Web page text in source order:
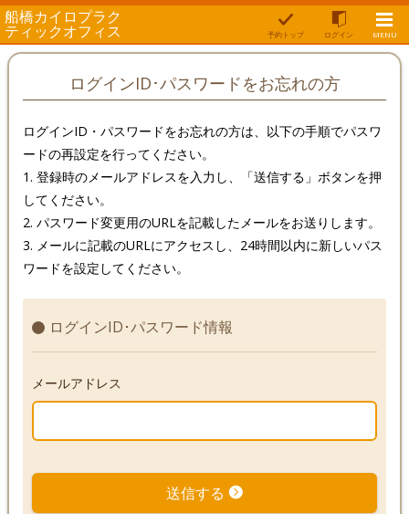
船橋カイロプラク
ティックオフィス 予約トップ ログイン MENU
ログインID･パスワードをお忘れの方
ログインID・パスワードをお忘れの方は、以下の手順でパスワ
ードの再設定を行ってください。
1. 登録時のメールアドレスを入力し、「送信する」ボタンを押
してください。
2. パスワード変更用のURLを記載したメールをお送りします。
3. メールに記載のURLにアクセスし、24時間以内に新しいパス
ワードを設定してください。
ログインID･パスワード情報
メールアドレス
送信する